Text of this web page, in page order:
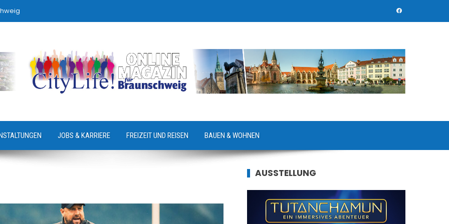
JOBS & KARRIERE FREIZEIT UND REISEN BAUEN & WOHNEN
AUSSTELLUNG